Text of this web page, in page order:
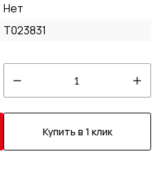
1
Купить в 1 клик
Нет
T023831